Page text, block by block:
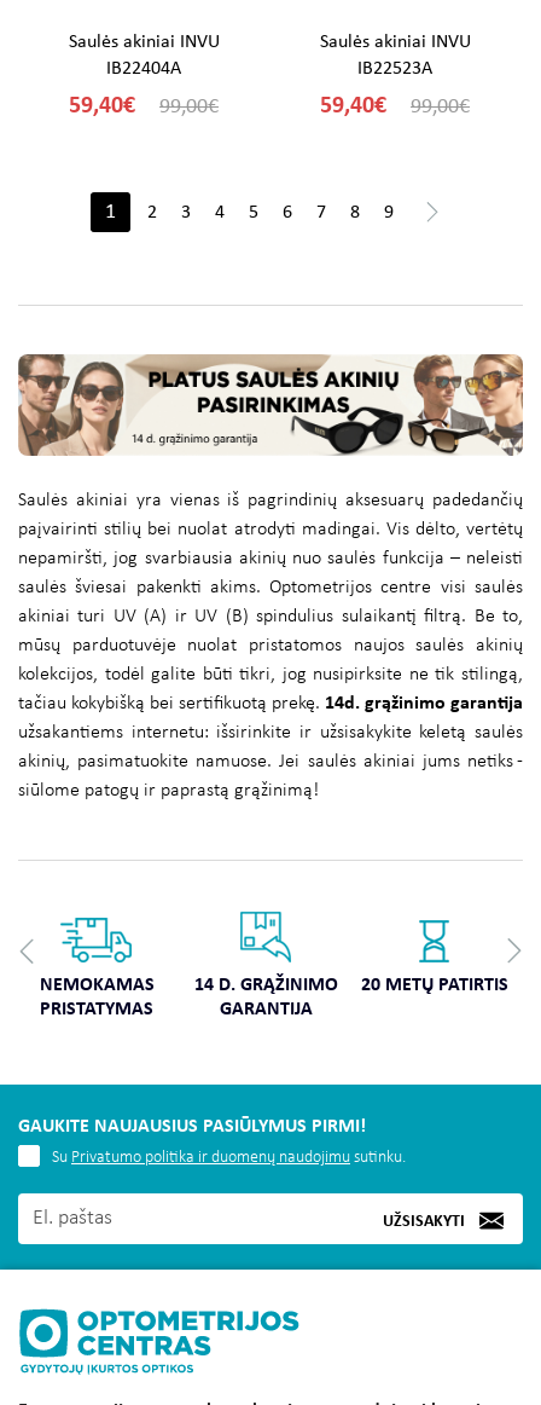
Saulės akiniai INVU
IB22404A
59,40€ 99,00€
Saulės akiniai INVU
IB22523A
59,40€ 99,00€
1 2 3 4 5 6 7 8 9 >
Saulės akiniai yra vienas iš pagrindinių aksesuarų padedančių
paįvairinti stilių bei nuolat atrodyti madingai. Vis dėlto, vertėtų
nepamiršti, jog svarbiausia akinių nuo saulės funkcija – neleisti
saulės šviesai pakenkti akims. Optometrijos centre visi saulės
akiniai turi UV (A) ir UV (B) spindulius sulaikantį filtrą. Be to,
mūsų parduotuvėje nuolat pristatomos naujos saulės akinių
kolekcijos, todėl galite būti tikri, jog nusipirksite ne tik stilingą,
tačiau kokybišką bei sertifikuotą prekę. 14d. grąžinimo garantija
užsakantiems internetu: išsirinkite ir užsisakykite keletą saulės
akinių, pasimatuokite namuose. Jei saulės akiniai jums netiks -
siūlome patogų ir paprastą grąžinimą!
NEMOKAMAS
PRISTATYMAS
14 D. GRĄŽINIMO
GARANTIJA
20 METŲ PATIRTIS
GAUKITE NAUJAUSIUS PASIŪLYMUS PIRMI!
UŽSISAKYTI
Su Privatumo politika ir duomenų naudojimu sutinku.